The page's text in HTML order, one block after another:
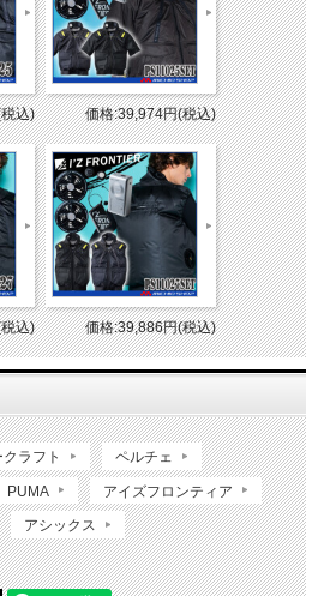
込) 価格:39,974円(税込)
込) 価格:39,886円(税込)
ラフト ペルチェ
PUMA アイズフロンティア
アシックス